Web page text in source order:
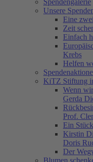
Spendengalerie
Unsere
Eine
Zeit
Einfach
Krebs
Helfen
KiTZ Stiftung
Wenn
Gerda
Prof.
Ein
Kirstin
Doris
Der
Blumen